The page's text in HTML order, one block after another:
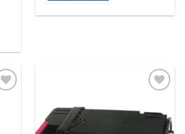
στην
επιθυμιών